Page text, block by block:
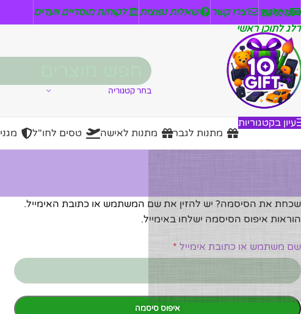
דלג לניווט
דלג לתוכן ראשי
ניזלטר צרו קשר שאלות נפוצות לקוחות מוסדיים וועדים
בחר קטגוריה
עיון בקטגוריות
מתנות לגבר
מתנות לאישה טסים לחו"ל
שכחת את הסיסמה? יש להזין את שם המשתמש או כתובת האימייל.
הוראות איפוס הסיסמה ישלחו באימייל.
שם משתמש או כתובת אימייל *
איפוס סיסמה